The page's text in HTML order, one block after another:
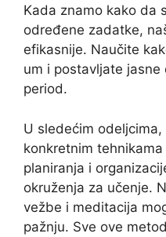
Kada znamo kako da
određene zadatke,
efikasnije. Naučite
um i postavljate
period.
U sledećim
konkretnim
planiranja i
okruženja za učenje.
vežbe i meditacija
pažnju. Sve ove